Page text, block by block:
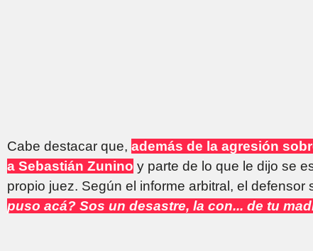
Cabe destacar que, además de la agresión
a Sebastián Zunino y parte de lo que le dijo se
propio juez. Según el informe arbitral, el defensor
puso acá? Sos un desastre, la con... de tu